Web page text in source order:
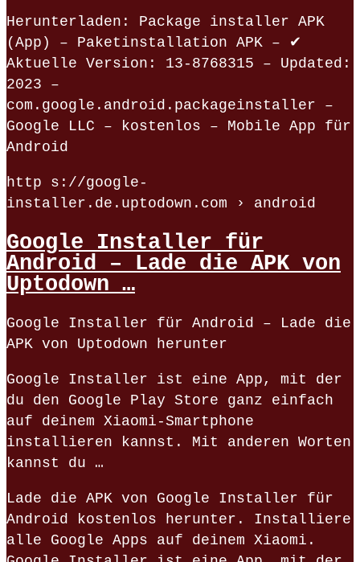
Herunterladen: Package installer APK
(App) – Paketinstallation APK – ✔
Aktuelle Version: 13-8768315 – Updated:
2023 –
com.google.android.packageinstaller –
Google LLC – kostenlos – Mobile App für
Android
http s://google-
installer.de.uptodown.com › android
Google Installer für
Android – Lade die APK von
Uptodown …
Google Installer für Android – Lade die
APK von Uptodown herunter
Google Installer ist eine App, mit der
du den Google Play Store ganz einfach
auf deinem Xiaomi-Smartphone
installieren kannst. Mit anderen Worten
kannst du …
Lade die APK von Google Installer für
Android kostenlos herunter. Installiere
alle Google Apps auf deinem Xiaomi.